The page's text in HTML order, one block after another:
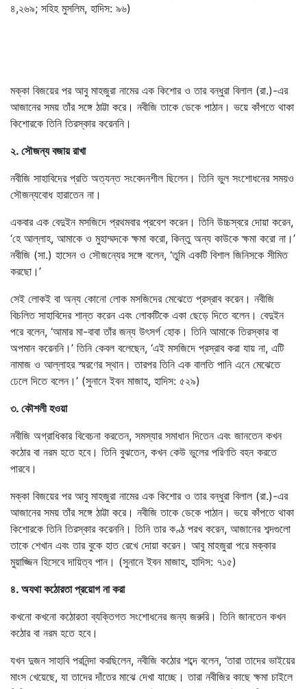
৪,২৬৯; সহিহ মুসলিম, হাদিস: ৯৬)
মক্কা বিজয়ের পর আবু মাহজুরা নামের এক কিশোর ও তার বন্ধুরা বিলাল (রা.)-এর
আজানের সময় তাঁর সঙ্গে ঠাট্টা করে। নবীজি তাকে ডেকে পাঠান। ভয়ে কাঁপতে থাকা
কিশোরকে তিনি তিরস্কার করেননি।
২. সৌজন্য বজায় রাখা
নবীজি সাহাবিদের প্রতি অত্যন্ত সংবেদনশীল ছিলেন। তিনি ভুল সংশোধনের সময়ও
সৌজন্যবোধ হারাতেন না।
একবার এক বেদুইন মসজিদে প্রথমবার প্রবেশ করেন। তিনি উচ্চস্বরে দোয়া করেন,
‘হে আল্লাহ, আমাকে ও মুহাম্মদকে ক্ষমা করো, কিন্তু অন্য কাউকে ক্ষমা করো না।’
নবীজি (সা.) হাসেন ও সৌজন্যের সঙ্গে বলেন, ‘তুমি একটি বিশাল জিনিসকে সীমিত
করছো।’
সেই লোকই বা অন্য কোনো লোক মসজিদের মেঝেতে প্রস্রাব করেন। নবীজি
বিচলিত সাহাবিদের শান্ত করেন এবং লোকটিকে একা ছেড়ে দিতে বলেন। বেদুইন
পরে বলেন, ‘আমার মা-বাবা তাঁর জন্য উৎসর্গ হোক। তিনি আমাকে তিরস্কার বা
অপমান করেননি।’ তিনি কেবল বলেছেন, ‘এই মসজিদে প্রস্রাব করা যায় না, এটি
নামাজ ও আল্লাহর স্মরণের স্থান। তারপর তিনি এক বালতি পানি এনে মেঝেতে
ঢেলে দিতে বলেন।’ (সুনানে ইবন মাজাহ, হাদিস: ৫২৯)
৩. কৌশলী হওয়া
নবীজি অগ্রাধিকার বিবেচনা করতেন, সমস্যার সমাধান দিতেন এবং জানতেন কখন
কঠোর বা নরম হতে হবে। তিনি বুঝতেন, কখন কেউ ভুলের পরিণতি বহন করতে
পারবে।
মক্কা বিজয়ের পর আবু মাহজুরা নামের এক কিশোর ও তার বন্ধুরা বিলাল (রা.)-এর
আজানের সময় তাঁর সঙ্গে ঠাট্টা করে। নবীজি তাকে ডেকে পাঠান। ভয়ে কাঁপতে থাকা
কিশোরকে তিনি তিরস্কার করেননি। তিনি তার কণ্ঠ পরখ করেন, আজানের শব্দগুলো
তাকে শেখান এবং তার বুকে হাত রেখে দোয়া করেন। আবু মাহজুরা পরে মক্কার
মুয়াজ্জিন হিসেবে দায়িত্ব পান। (সুনানে ইবন মাজাহ, হাদিস: ৭১৫)
৪. অযথা কঠোরতা প্রয়োগ না করা
কখনো কখনো কঠোরতা ব্যক্তিগত সংশোধনের জন্য জরুরি। তিনি জানতেন কখন
কঠোর বা নরম হতে হবে।
যখন দুজন সাহাবি পরনিন্দা করছিলেন, নবীজি কঠোর শব্দে বলেন, ‘তারা তাদের ভাইয়ের
মাংস খেয়েছে, যা তাদের দাঁতের মাঝে দেখা যাচ্ছে। তারা নবীজির কাছে ক্ষমা চাইলে